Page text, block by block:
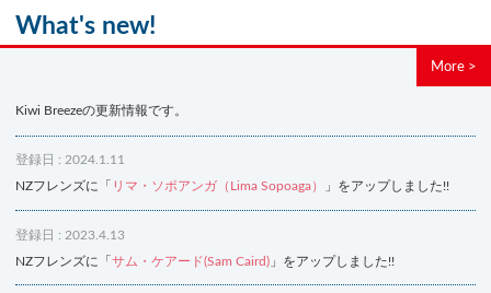
What's new!
More >
Kiwi Breezeの更新情報です。
登録日 : 2024.1.11
NZフレンズに「 リマ・ソポアンガ（Lima Sopoaga） 」をアップしました!!
登録日 : 2023.4.13
NZフレンズに「 サム・ケアード(Sam Caird) 」をアップしました!!